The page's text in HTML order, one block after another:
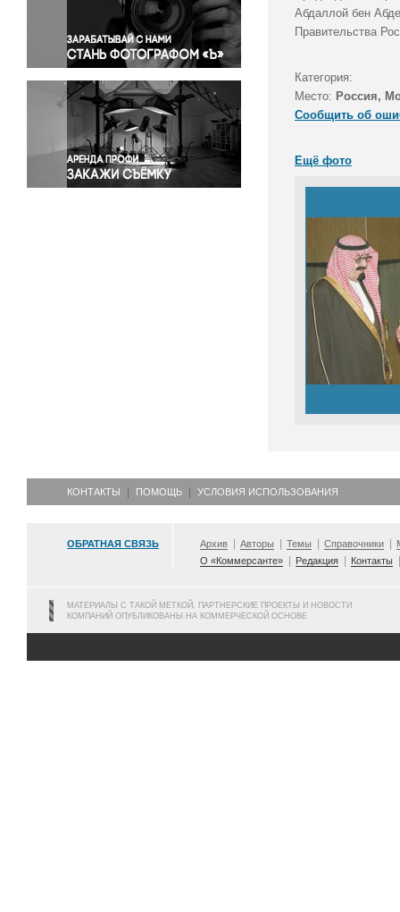
Правосудие
Происшествия и конфликты
Религия
Светская жизнь
Спорт
Экология
Экономика и бизнес
Абдаллой бен
Правительства
Категория:
Место: Россия,
Сообщить об
Ещё фото
КОНТАКТЫ ПОМОЩЬ УСЛОВИЯ ИСПОЛЬЗОВАНИЯ
ОБРАТНАЯ СВЯЗЬ Архив Авторы Темы Справочники
О «Коммерсанте»
Редакция Контакты
МАТЕРИАЛЫ С ТАКОЙ МЕТКОЙ, ПАРТНЕРСКИЕ ПРОЕКТЫ И НОВОСТИ
КОМПАНИЙ ОПУБЛИКОВАНЫ НА КОММЕРЧЕСКОЙ ОСНОВЕ